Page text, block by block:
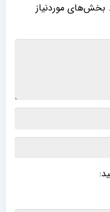
بخش‌های موردنیاز